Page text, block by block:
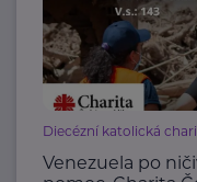
Diecézní katolická
Venezuela po